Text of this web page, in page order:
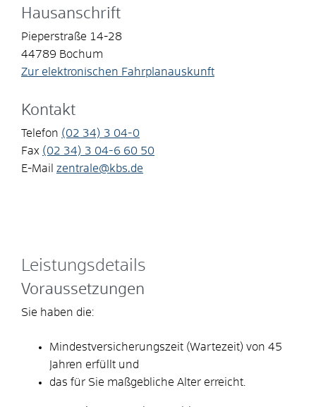
Hausanschrift
Pieperstraße 14-28
44789 Bochum
Zur elektronischen Fahrplanauskunft
Kontakt
Telefon (02 34) 3 04-0
Fax (02 34) 3 04-6 60 50
E-Mail zentrale@kbs.de
Leistungsdetails
Voraussetzungen
Sie haben die:
Mindestversicherungszeit (Wartezeit) von 45
Jahren erfüllt und
das für Sie maßgebliche Alter erreicht.